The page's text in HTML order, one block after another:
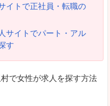
イトで正社員・転職の
サイトでパート・アル
す
で女性が求人を探す方法